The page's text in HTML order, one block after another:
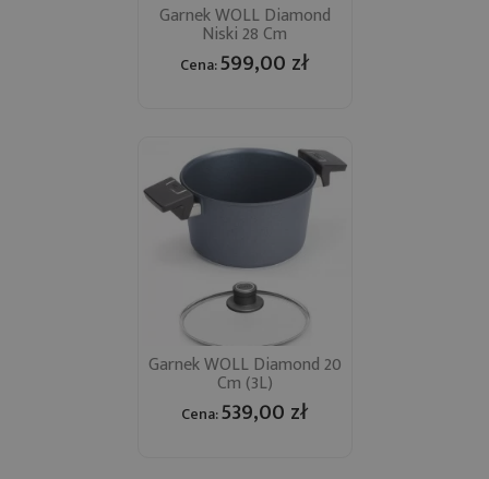
Garnek WOLL Diamond
Niski 28 Cm
Cena:599,00 zł
Garnek WOLL Diamond 20
Cm (3L)
Cena:539,00 zł